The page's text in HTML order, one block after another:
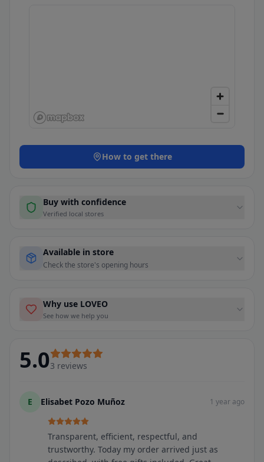
How to get there
Buy with confidence
Verified local stores
Available in store
Check the store's opening hours
Why use LOVEO
See how we help you
5.03 reviews
E Elisabet Pozo Muñoz 1 year ago
Transparent, efficient, respectful, and
trustworthy. Today my order arrived just as